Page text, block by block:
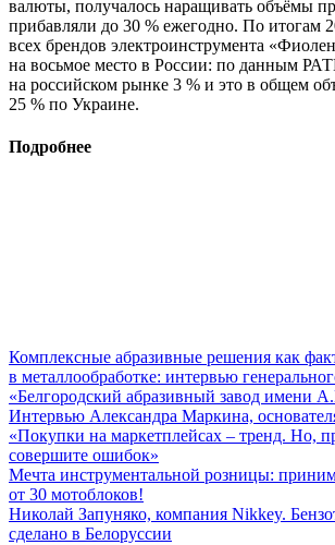
валюты, получалось наращивать объёмы
прибавляли до 30 % ежегодно. По итогам
всех брендов электроинструмента
на восьмое место в России: по данным
на российском рынке 3 % и это в общем
25 % по Украине.
Подробнее
Комплексные абразивные решения как
в металлообработке: интервью
«Белгородский абразивный завод имени
Интервью Александра Маркина,
«Покупки на маркетплейсах – тренд. Но,
совершите ошибок»
Мечта инструментальной розницы:
от 30 мотоблоков!
Николай Запуняко, компания Nikkey.
сделано в Белоруссии